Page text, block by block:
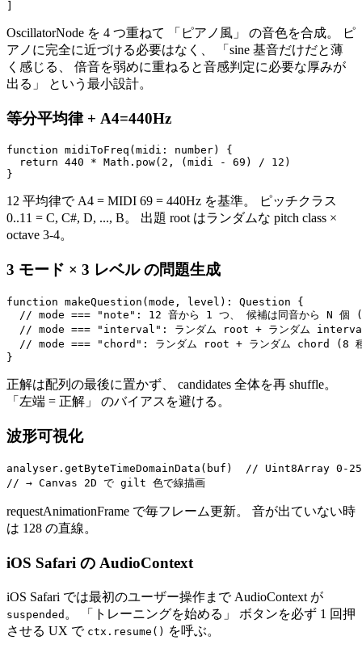
OscillatorNode を 4 つ重ねて 「ピアノ風」 の音色を合成。 ピ
アノに完全に近づける必要はなく、 「sine 基音だけだと薄
く感じる、 倍音を弱めに重ねると音感判定に必要な厚みが
出る」 という最小設計。
等分平均律 + A4=440Hz
function midiToFreq(midi: number) {
  return 440 * Math.pow(2, (midi - 69) / 12)
12 平均律で A4 = MIDI 69 = 440Hz を基準。 ピッチクラス
0..11 = C, C#, D, ..., B。 出題 root はランダムな pitch class ×
octave 3-4。
3 モード × 3 レベル の問題生成
function makeQuestion(mode, level): Question {
// mode === "note": 12 音から 1 つ、 候補は同音から N
// mode === "interval": ランダム root + ランダム
// mode === "chord": ランダム root + ランダム chord (8
正解は配列の最後に置かず、 candidates 全体を再 shuffle。
「左端 = 正解」 のバイアスを避ける。
波形可視化
analyser.getByteTimeDomainData(buf)  // Uint8Array 0-
requestAnimationFrame で毎フレーム更新。 音が出ていない時
は 128 の直線。
iOS Safari の AudioContext
iOS Safari では最初のユーザー操作まで AudioContext が
suspended 。 「トレーニングを始める」 ボタンを必ず 1 回押
させる UX で ctx.resume() を呼ぶ。